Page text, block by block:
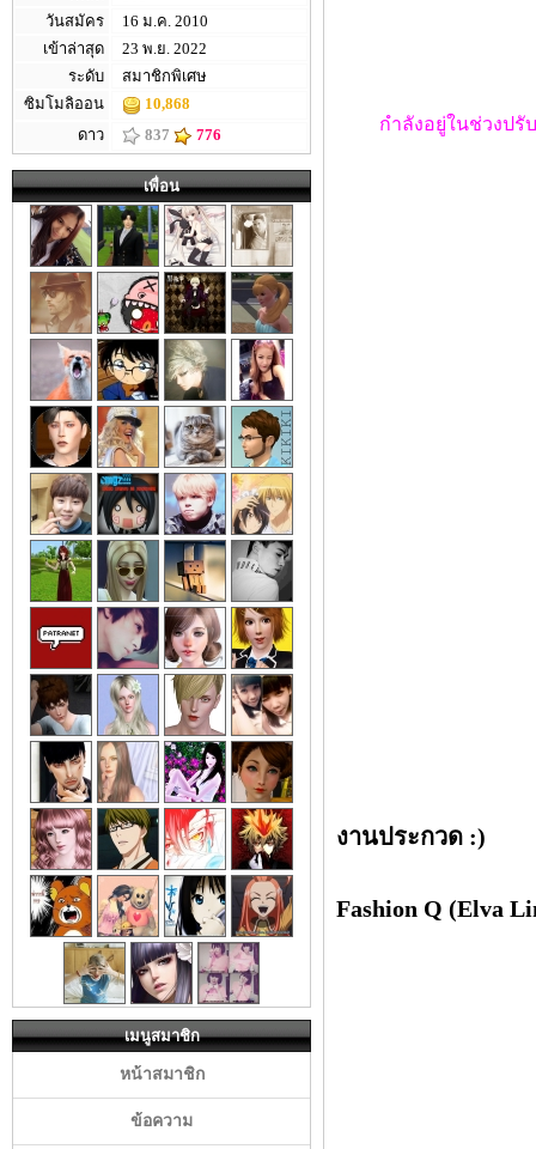
วันสมัคร
16 ม.ค. 2010
เข้าล่าสุด
23 พ.ย. 2022
ระดับ
สมาชิกพิเศษ
ซิมโมลิออน
10,868
ดาว
837 776
เพื่อน
เมนูสมาชิก
หน้าสมาชิก
ข้อความ
กำลังอยู่ในช่วงปรั
งานประกวด :)
Fashion Q (Elva